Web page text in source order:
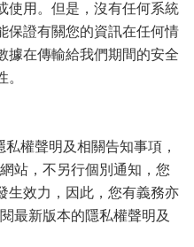
使用。但是，沒有任何系統
保證有關您的資訊在任何情
據在傳輸給我們期間的安全
權聲明及相關告知事項，
網站，不另行個別通知，您
生效力，因此，您有義務亦
最新版本的隱私權聲明及